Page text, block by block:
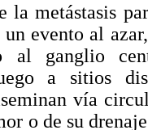
la metástasis
un evento al
al ganglio
a sitios
vía
o de su